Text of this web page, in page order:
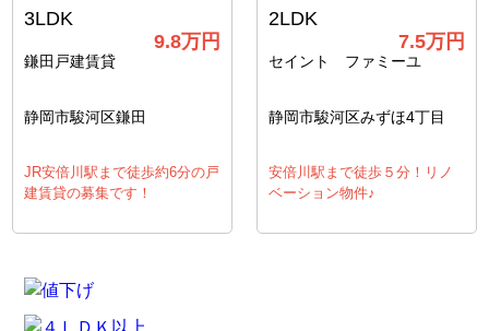
3LDK
9.8万円
鎌田戸建賃貸
静岡市駿河区鎌田
JR安倍川駅まで徒歩約6分の戸
建賃貸の募集です！
2LDK
7.5万円
セイント ファミーユ
静岡市駿河区みずほ4丁目
安倍川駅まで徒歩５分！リノ
ベーション物件♪